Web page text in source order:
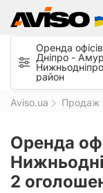
Оренда офісів |
Дніпро -
район
Aviso.ua Продаж
Оренда
2